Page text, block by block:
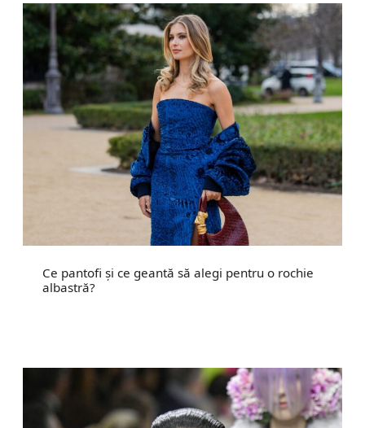
Ce pantofi și ce geantă să alegi pentru o rochie
albastră?